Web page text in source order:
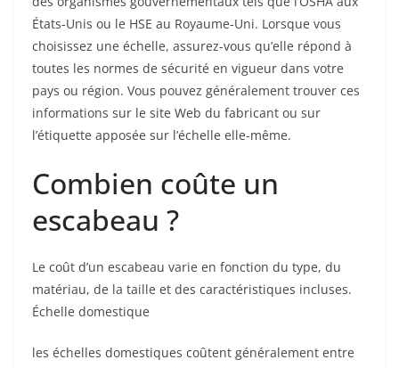
États-Unis ou le HSE au Royaume-Uni. Lorsque vous
choisissez une échelle, assurez-vous qu’elle répond à
toutes les normes de sécurité en vigueur dans votre
pays ou région. Vous pouvez généralement trouver ces
informations sur le site Web du fabricant ou sur
l’étiquette apposée sur l’échelle elle-même.
Combien coûte un
escabeau ?
Le coût d’un escabeau varie en fonction du type, du
matériau, de la taille et des caractéristiques incluses.
Échelle domestique
les échelles domestiques coûtent généralement entre